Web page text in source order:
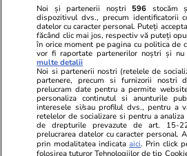
Wowbiz.ro
Andreea Ibacka a izbucnit în
plâns! Ce a emoționat-o
lacrimi pe vedetă: „Nu-mi
rușine să fiu vulnerabilă”
POLITIC
Noi și partenerii noștri 596 stocăm
dispozitivul dvs., precum identificatorii
datelor cu caracter personal. Puteți
făcând clic mai jos, respectiv vă puteți
în orice moment pe pagina cu politica de
vor fi raportate partenerilor noștri și nu
multe detalii
Noi si partenerii nostri (retelele de
partenere, precum si furnizorii nostri
prelucram date pentru a permite
personaliza continutul si anunturile
interesele si/sau profilul dvs., pentru a
retelelor de socializare si pentru a
de drepturile prevazute de art. 15-
prelucrarea datelor cu caracter personal.
prin modalitatea indicataaici. Prin click
folosirea tuturor Tehnologiilor de tip